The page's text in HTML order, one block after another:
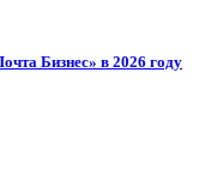
Бизнес» в 2026 году